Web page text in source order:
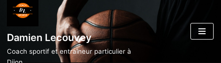
Aller
contenu
Damien Lecouvey
Coach sportif et entraîneur particulier à